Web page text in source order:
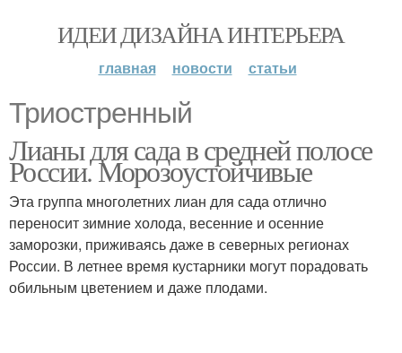
ИДЕИ ДИЗАЙНА ИНТЕРЬЕРА
главная новости статьи
Триостренный
Лианы для сада в средней полосе
России. Морозоустойчивые
Эта группа многолетних лиан для сада отлично
переносит зимние холода, весенние и осенние
заморозки, приживаясь даже в северных регионах
России. В летнее время кустарники могут порадовать
обильным цветением и даже плодами.